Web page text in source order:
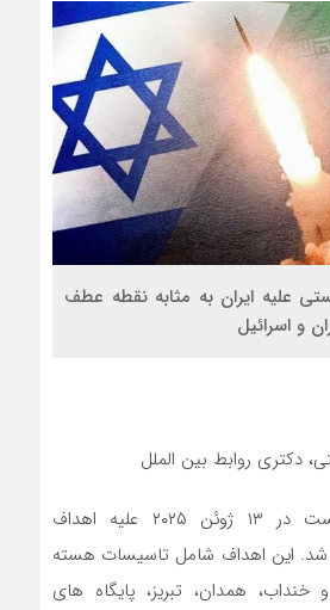
علیه ایران به مثابه نقطه عطف
و اسرائیل
دکتری روابط بین الملل
تجاوز رژیم صهیونیست در ۱۳ ژوئن ۲۰۲۵ علیه اهداف
شد. این اهداف شامل تاسیسات هسته
خنداب، همدان، تبریز، پایگاه های